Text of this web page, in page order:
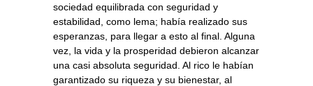
sociedad equilibrada con seguridad y
estabilidad, como lema; había realizado sus
esperanzas, para llegar a esto al final. Alguna
vez, la vida y la prosperidad debieron alcanzar
una casi absoluta seguridad. Al rico le habían
garantizado su riqueza y su bienestar, al